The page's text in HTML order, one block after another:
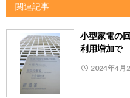
関連記事
小型家電の
利用増加で
2024年4月